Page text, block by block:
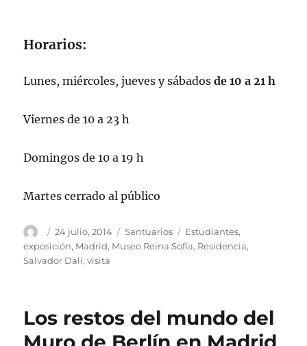
Horarios:
Lunes, miércoles, jueves y sábados de 10 a 21 h
Viernes de 10 a 23 h
Domingos de 10 a 19 h
Martes cerrado al público
Autor
Publicado
el
24 julio, 2014 Categorías
Santuarios Etiquetas
Estudiantes,
exposición, Madrid, Museo Reina Sofía, Residencia,
Salvador Dalí,visita
Los restos del mundo del